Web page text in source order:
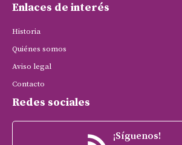
Enlaces de interés
Historia
Quiénes somos
Aviso legal
Contacto
Redes sociales
¡Síguenos!